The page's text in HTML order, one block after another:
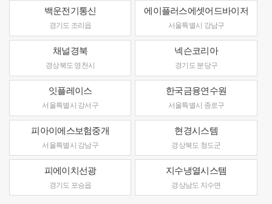
백운전기통신
경기도 조리읍
에이플러스에셋어드바이저
서울특별시 강남구
채널경북
경상북도 영천시
넥슨코리아
경기도 분당구
잇플레이스
서울특별시 강서구
한국금융연수원
서울특별시 종로구
피아이에스보험중개
서울특별시 강남구
현경시스템
경상북도 청도군
피에이치선광
경기도 포승읍
지수냉열시스템
경상남도 지수면